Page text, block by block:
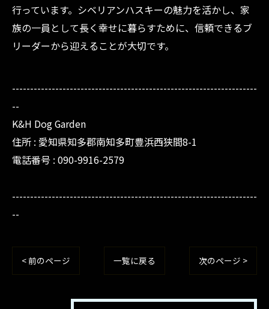
行っています。シベリアンハスキーの魅力を活かし、家
族の一員として長く幸せに暮らすために、信頼できるブ
リーダーから迎えることが大切です。
--------------------------------------------------------------------
--
K&H Dog Garden
住所 : 愛知県知多郡南知多町豊浜西狭間8-1
電話番号 : 090-9916-2579
--------------------------------------------------------------------
--
< 前のページ 一覧に戻る 次のページ >